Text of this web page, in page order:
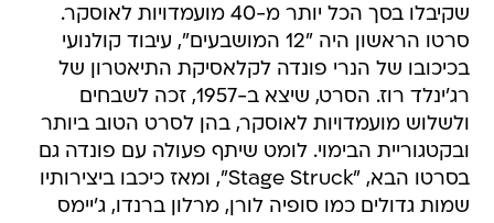
שקיבלו בסך הכל יותר מ-40 מועמדויות לאוסקר.
סרטו הראשון היה "12 המושבעים", עיבוד קולנועי
בכיכובו של הנרי פונדה לקלאסיקת התיאטרון של
רג'ינלד רוז. הסרט, שיצא ב-1957, זכה לשבחים
ולשלוש מועמדויות לאוסקר, בהן לסרט הטוב ביותר
ובקטגוריית הבימוי. לומט שיתף פעולה עם פונדה גם
בסרטו הבא, "Stage Struck", ומאז כיכבו ביצירותיו
שמות גדולים כמו סופיה לורן, מרלון ברנדו, ג'יימס